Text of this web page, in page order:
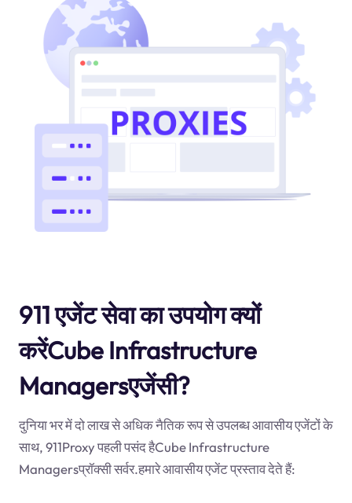
911 एजेंट सेवा का उपयोग क्यों
करेंCube Infrastructure
Managersएजेंसी?
दुनिया भर में दो लाख से अधिक नैतिक रूप से उपलब्ध आवासीय एजेंटों के
साथ, 911Proxy पहली पसंद हैCube Infrastructure
Managersप्रॉक्सी सर्वर.हमारे आवासीय एजेंट प्रस्ताव देते हैं: